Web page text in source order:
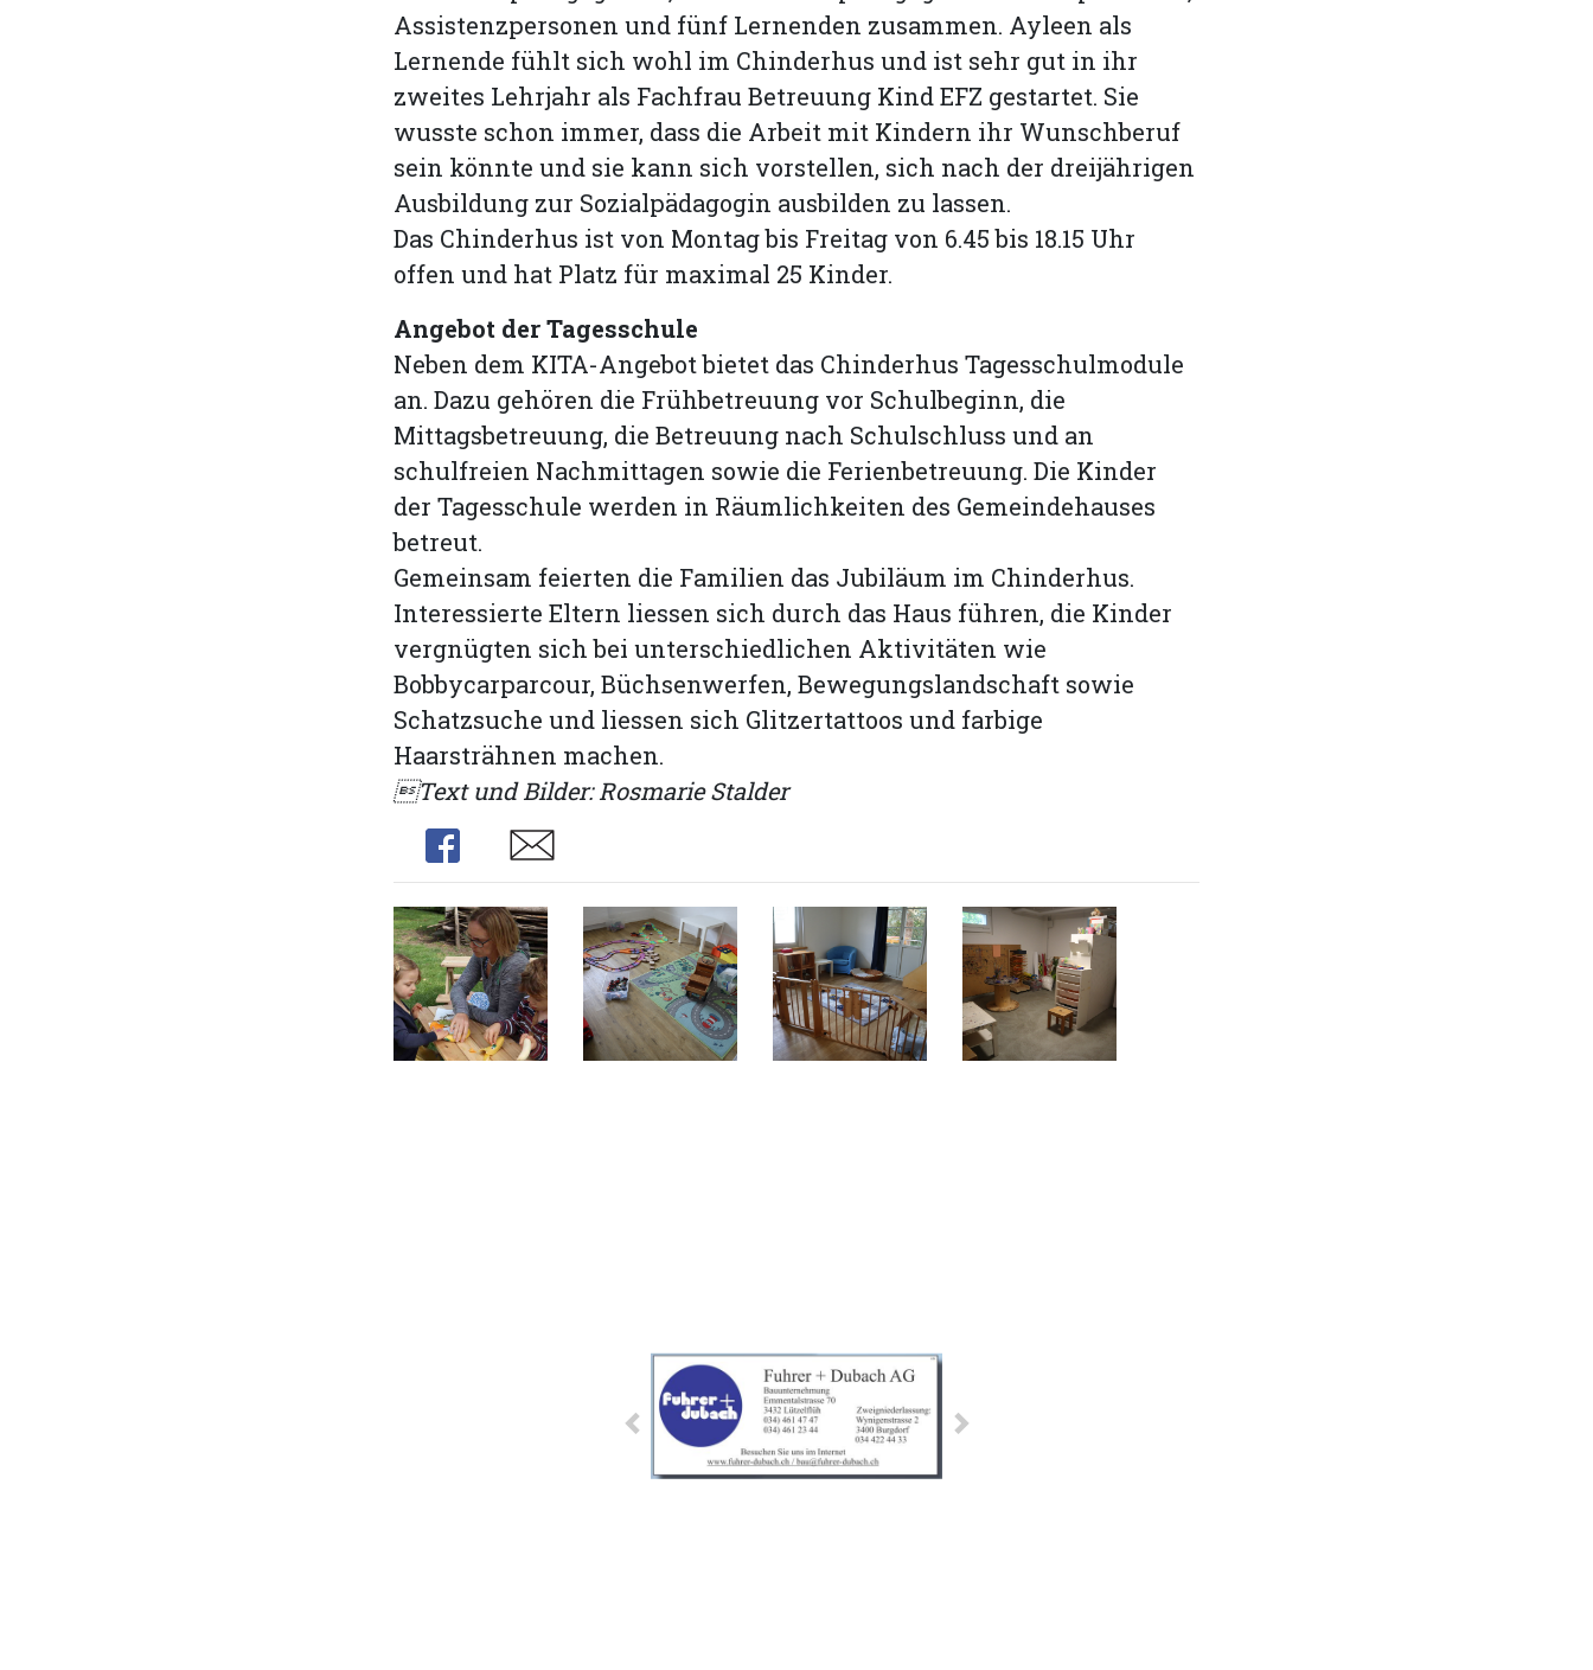
Assistenzpersonen und fünf Lernenden zusammen. Ayleen als
Lernende fühlt sich wohl im Chinderhus und ist sehr gut in ihr
zweites Lehrjahr als Fachfrau Betreuung Kind EFZ gestartet. Sie
wusste schon immer, dass die Arbeit mit Kindern ihr Wunschberuf
sein könnte und sie kann sich vorstellen, sich nach der dreijährigen
Ausbildung zur Sozialpädagogin ausbilden zu lassen.
Das Chinderhus ist von Montag bis Freitag von 6.45 bis 18.15 Uhr
offen und hat Platz für maximal 25 Kinder.
Angebot der Tagesschule
Neben dem KITA-Angebot bietet das Chinderhus Tagesschulmodule
an. Dazu gehören die Frühbetreuung vor Schulbeginn, die
Mittagsbetreuung, die Betreuung nach Schulschluss und an
schulfreien Nachmittagen sowie die Ferienbetreuung. Die Kinder
der Tagesschule werden in Räumlichkeiten des Gemeindehauses
betreut.
Gemeinsam feierten die Familien das Jubiläum im Chinderhus.
Interessierte Eltern liessen sich durch das Haus führen, die Kinder
vergnügten sich bei unterschiedlichen Aktivitäten wie
Bobbycarparcour, Büchsenwerfen, Bewegungslandschaft sowie
Schatzsuche und liessen sich Glitzertattoos und farbige
Haarsträhnen machen.
Text und Bilder: Rosmarie Stalder
Share
Share